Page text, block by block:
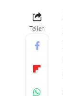
Teilen